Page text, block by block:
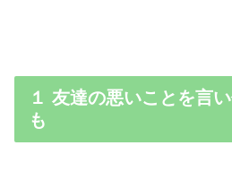
１ 友達の悪いことを言
も